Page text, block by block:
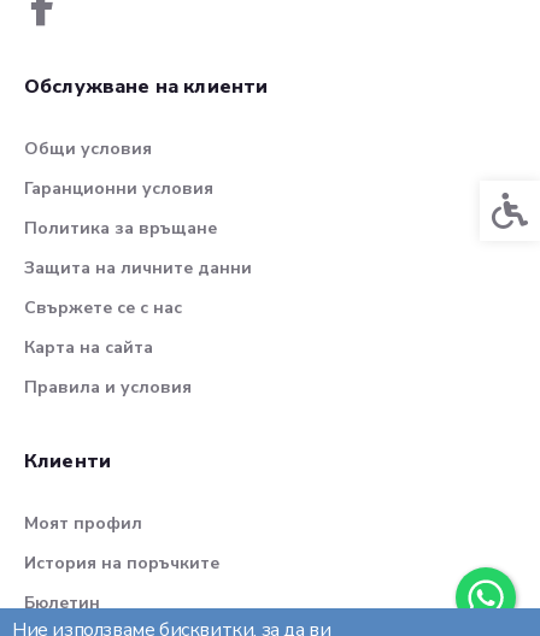
Ние използваме бисквитки, за да ви
Обслужване на клиенти
Общи условия
Гаранционни условия
Политика за връщане
Защита на личните данни
Свържете се с нас
Карта на сайта
Правила и условия
Клиенти
Моят профил
История на поръчките
Бюлетин